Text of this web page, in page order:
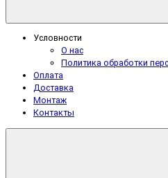
Условности
О нас
Политика обработки
Оплата
Доставка
Монтаж
Контакты